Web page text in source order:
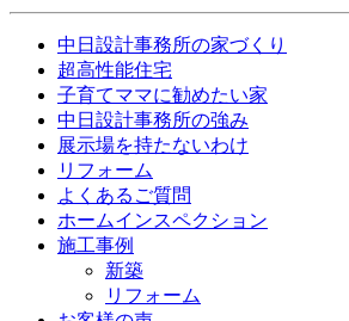
中日設計事務所の家づくり
超高性能住宅
子育てママに勧めたい家
中日設計事務所の強み
展示場を持たないわけ
リフォーム
よくあるご質問
ホームインスペクション
施工事例
新築
リフォーム